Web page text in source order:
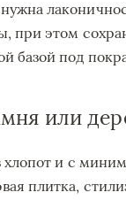
при этом
базой под
или
хлопот и с
плитка,